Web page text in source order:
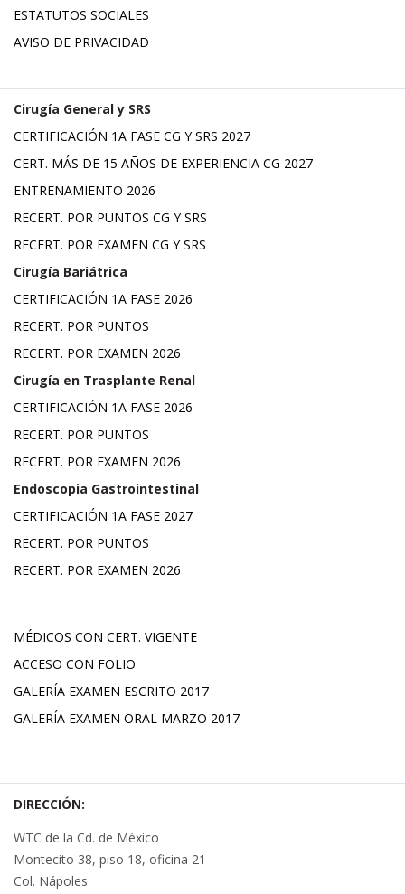
ESTATUTOS SOCIALES
AVISO DE PRIVACIDAD
Cirugía General y SRS
CERTIFICACIÓN 1A FASE CG Y SRS 2027
CERT. MÁS DE 15 AÑOS DE EXPERIENCIA CG 2027
ENTRENAMIENTO 2026
RECERT. POR PUNTOS CG Y SRS
RECERT. POR EXAMEN CG Y SRS
Cirugía Bariátrica
CERTIFICACIÓN 1A FASE 2026
RECERT. POR PUNTOS
RECERT. POR EXAMEN 2026
Cirugía en Trasplante Renal
CERTIFICACIÓN 1A FASE 2026
RECERT. POR PUNTOS
RECERT. POR EXAMEN 2026
Endoscopia Gastrointestinal
CERTIFICACIÓN 1A FASE 2027
RECERT. POR PUNTOS
RECERT. POR EXAMEN 2026
MÉDICOS CON CERT. VIGENTE
ACCESO CON FOLIO
GALERÍA EXAMEN ESCRITO 2017
GALERÍA EXAMEN ORAL MARZO 2017
DIRECCIÓN:
WTC de la Cd. de México
Montecito 38, piso 18, oficina 21
Col. Nápoles